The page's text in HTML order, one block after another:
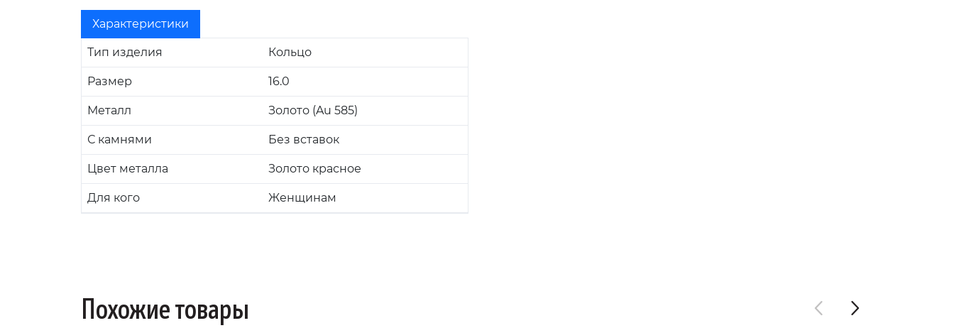
Характеристики
Тип изделия Кольцо
Размер 16.0
Металл Золото (Au 585)
С камнями Без вставок
Цвет металла Золото красное
Для кого Женщинам
Похожие товары